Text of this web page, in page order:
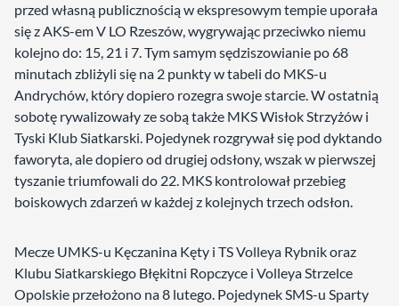
przed własną publicznością w ekspresowym tempie uporała
się z AKS-em V LO Rzeszów, wygrywając przeciwko niemu
kolejno do: 15, 21 i 7. Tym samym sędziszowianie po 68
minutach zbliżyli się na 2 punkty w tabeli do MKS-u
Andrychów, który dopiero rozegra swoje starcie. W ostatnią
sobotę rywalizowały ze sobą także MKS Wisłok Strzyżów i
Tyski Klub Siatkarski. Pojedynek rozgrywał się pod dyktando
faworyta, ale dopiero od drugiej odsłony, wszak w pierwszej
tyszanie triumfowali do 22. MKS kontrolował przebieg
boiskowych zdarzeń w każdej z kolejnych trzech odsłon.
Mecze UMKS-u Kęczanina Kęty i TS Volleya Rybnik oraz
Klubu Siatkarskiego Błękitni Ropczyce i Volleya Strzelce
Opolskie przełożono na 8 lutego. Pojedynek SMS-u Sparty